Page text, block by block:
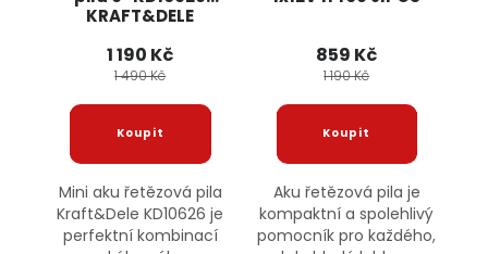
KRAFT&DELE
1 190 Kč
1 490 Kč
Mini aku řetězová pila
Kraft&Dele KD10626 je
perfektní kombinací
859 Kč
1 190 Kč
Aku řetězová pila je
kompaktní a spolehlivý
pomocník pro každého,